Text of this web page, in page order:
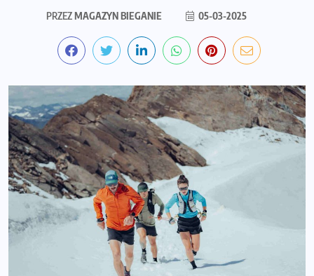
PRZEZMAGAZYN BIEGANIE 05-03-2025